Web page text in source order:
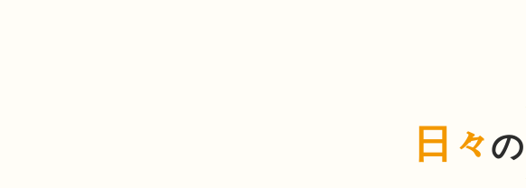
日々の